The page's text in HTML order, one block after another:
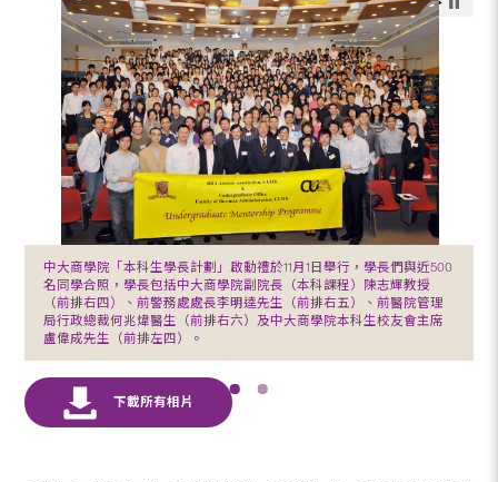
中大商學院「本科生學長計劃」啟動禮於11月1日舉行，學長們與近500
名同學合照，學長包括中大商學院副院長（本科課程）陳志輝教授
（前排右四）、前警務處處長李明逵先生（前排右五）、前醫院管理
局行政總裁何兆煒醫生（前排右六）及中大商學院本科生校友會主席
盧偉成先生（前排左四）。